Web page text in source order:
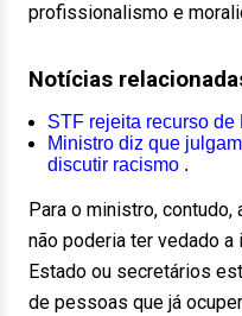
profissionalismo e
Notícias
STF rejeita recurso de
Ministro diz que
discutir racismo .
Para o ministro,
não poderia ter vedado
Estado ou secretários
de pessoas que já